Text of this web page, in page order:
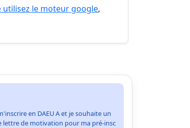
le moteur google,
en DAEU A et je souhaite un
lettre de motivation pour ma pré-insc